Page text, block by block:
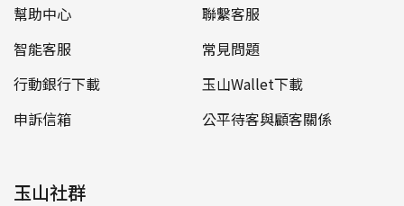
幫助中心
聯繫客服
智能客服
常見問題
行動銀行下載
玉山Wallet下載
申訴信箱
公平待客與顧客關係
玉山社群